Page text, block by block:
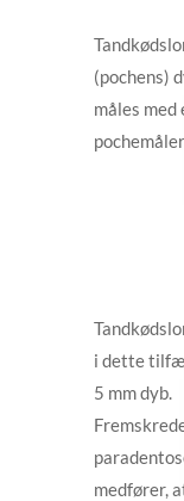
(pochens)
måles med
pochemåler
i dette
5 mm dyb.
medfører,